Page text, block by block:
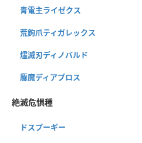
青電主ライゼクス
荒鉤爪ティガレックス
燼滅刃ディノバルド
鏖魔ディアブロス
絶滅危惧種
ドスプーギー